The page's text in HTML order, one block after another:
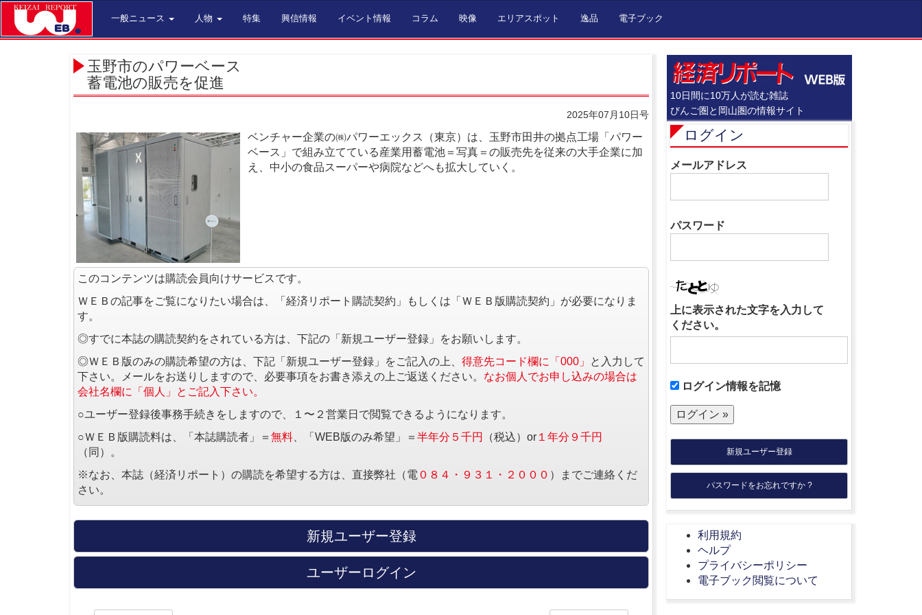
一般ニュース 人物 特集 興信情報 イベント情報 コラム 映像 エリアスポット 逸品 電子ブック
玉野市のパワーベース
蓄電池の販売を促進
2025年07月10日号
ベンチャー企業の㈱パワーエックス（東京）は、玉野市田井の拠点工場「パワー
ベース」で組み立てている産業用蓄電池＝写真＝の販売先を従来の大手企業に加
え、中小の食品スーパーや病院などへも拡大していく。
このコンテンツは購読会員向けサービスです。
ＷＥＢの記事をご覧になりたい場合は、「経済リポート購読契約」もしくは「ＷＥＢ版購読契約」が必要になりま
す。
◎すでに本誌の購読契約をされている方は、下記の「新規ユーザー登録」をお願いします。
◎ＷＥＢ版のみの購読希望の方は、下記「新規ユーザー登録」をご記入の上、 得意先コード欄に「000」
と入力して
下さい。メールをお送りしますので、必要事項をお書き添えの上ご返送ください。 なお個人でお申し込みの場合は
会社名欄に「個人」とご記入下さい。
○ユーザー登録後事務手続きをしますので、１〜２営業日で閲覧できるようになります。
○ＷＥＢ版購読料は、「本誌購読者」＝ 無料 、「WEB版のみ希望」＝ 半年分５千円 （税込）or １年分９千円
（同）。
※なお、本誌（経済リポート）の購読を希望する方は、直接弊社（電 ０８４・９３１・２０００ ）までご連絡くだ
さい。
新規ユーザー登録
ユーザーログイン
10日間に10万人が読む雑誌
びんご圏と岡山圏の情報サイト
ログイン
メールアドレス
パスワード
上に表示された文字を入力して
ください。
ログイン情報を記憶
新規ユーザー登録
パスワードをお忘れですか ?
利用規約
ヘルプ
プライバシーポリシー
電子ブック閲覧について